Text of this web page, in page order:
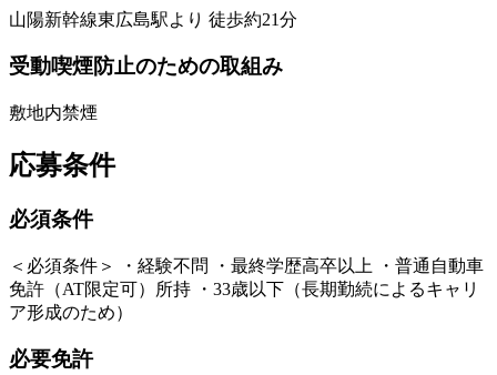
山陽新幹線東広島駅より 徒歩約21分
受動喫煙防止のための取組み
敷地内禁煙
応募条件
必須条件
＜必須条件＞ ・経験不問 ・最終学歴高卒以上 ・普通自動車
免許（AT限定可）所持 ・33歳以下（長期勤続によるキャリ
ア形成のため）
必要免許